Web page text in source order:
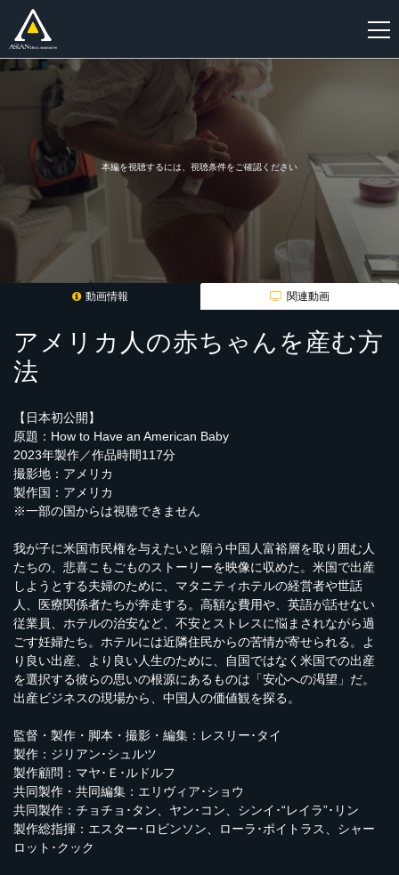
本編を視聴するには、視聴条件をご確認ください
動画情報 関連動画
アメリカ人の赤ちゃんを産む方
法
【日本初公開】
原題：How to Have an American Baby
2023年製作／作品時間117分
撮影地：アメリカ
製作国：アメリカ
※一部の国からは視聴できません
我が子に米国市民権を与えたいと願う中国人富裕層を取り囲む人
たちの、悲喜こもごものストーリーを映像に収めた。米国で出産
しようとする夫婦のために、マタニティホテルの経営者や世話
人、医療関係者たちが奔走する。高額な費用や、英語が話せない
従業員、ホテルの治安など、不安とストレスに悩まされながら過
ごす妊婦たち。ホテルには近隣住民からの苦情が寄せられる。よ
り良い出産、より良い人生のために、自国ではなく米国での出産
を選択する彼らの思いの根源にあるものは「安心への渇望」だ。
出産ビジネスの現場から、中国人の価値観を探る。
監督・製作・脚本・撮影・編集：レスリー･タイ
製作：ジリアン･シュルツ
製作顧問：マヤ･Ｅ･ルドルフ
共同製作・共同編集：エリヴィア･ショウ
共同製作：チョチョ･タン、ヤン･コン、シンイ･“レイラ”･リン
製作総指揮：エスター･ロビンソン、ローラ･ポイトラス、シャー
ロット･クック